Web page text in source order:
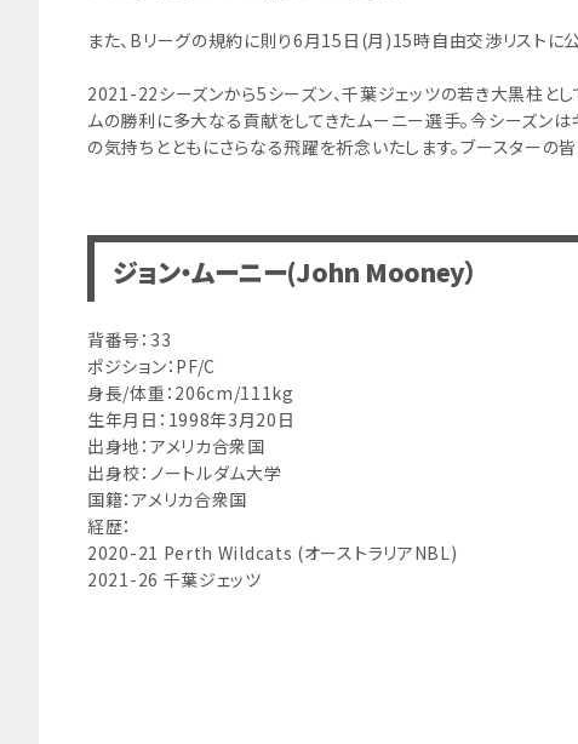
また、Bリーグの規約に則り6月15日(月)15時自由交渉リストに公
2021-22シーズンから5シーズン、千葉ジェッツの若き大黒柱と
ムの勝利に多大なる貢献をしてきたムーニー選手。今シーズンは
の気持ちとともにさらなる飛躍を祈念いたします。ブースターの
ジョン・ムーニー(John Mooney）
背番号：33
ポジション：PF/C
身長/体重：206cm/111kg
生年月日：1998年3月20日
出身地：アメリカ合衆国
出身校：ノートルダム大学
国籍：アメリカ合衆国
経歴：
2020-21 Perth Wildcats (オーストラリアNBL)
2021-26 千葉ジェッツ